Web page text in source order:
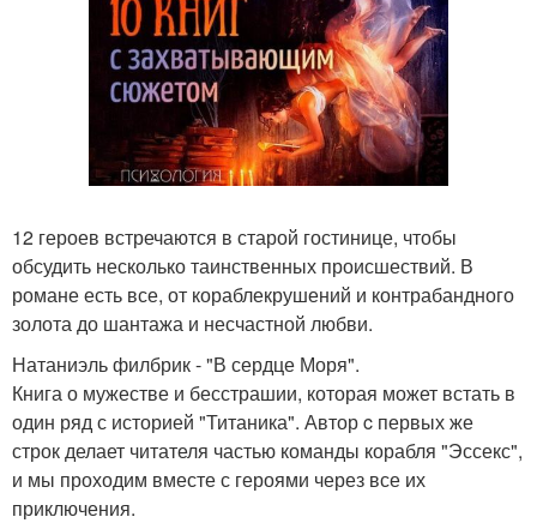
12 героев встречаются в старой гостинице, чтобы
обсудить несколько таинственных происшествий. В
романе есть все, от кораблекрушений и контрабандного
золота до шантажа и несчастной любви.
Натаниэль филбрик - "В сердце Моря".
Книга о мужестве и бесстрашии, которая может встать в
один ряд с историей "Титаника". Автор c первых же
строк делает читателя частью команды корабля "Эссекс",
и мы проходим вместе с героями через все их
приключения.